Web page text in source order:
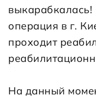
операция в г.
проходит
На данный